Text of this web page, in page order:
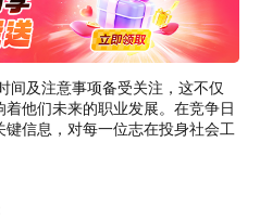
间及注意事项备受关注，这不仅
他们未来的职业发展。在竞争日
信息，对每一位志在投身社会工